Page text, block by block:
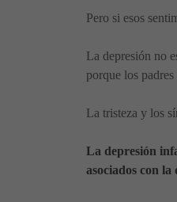
Pero si esos
La depresión no
porque los
La tristeza y los
La depresión
asociados con